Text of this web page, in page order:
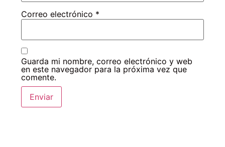
Correo electrónico *
Guarda mi nombre, correo electrónico y web
en este navegador para la próxima vez que
comente.